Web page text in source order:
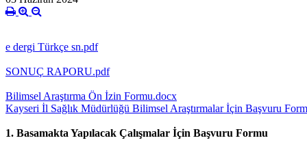
e dergi Türkçe sn.pdf
SONUÇ RAPORU.pdf
Bilimsel Araştırma Ön İzin Formu.docx
Kayseri İl Sağlık Müdürlüğü Bilimsel Araştırmalar İçin Başvuru
1. Basamakta Yapılacak Çalışmalar İçin Başvuru Formu